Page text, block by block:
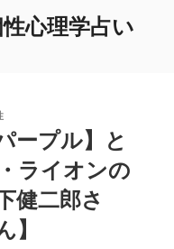
心理学占い
ープル】と
ライオンの
健二郎さ
】